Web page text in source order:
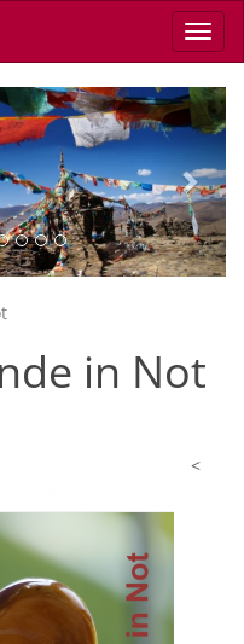
Next
in Not
<